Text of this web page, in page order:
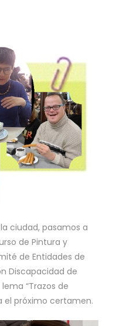
ciudad, pasamos a
de Pintura y
de Entidades de
Discapacidad de
“Trazos de
el próximo certamen.